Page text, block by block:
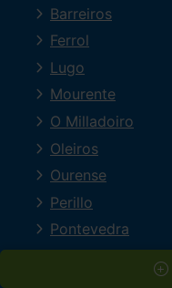
Barreiros
Ferrol
Lugo
Mourente
O Milladoiro
Oleiros
Ourense
Perillo
Pontevedra